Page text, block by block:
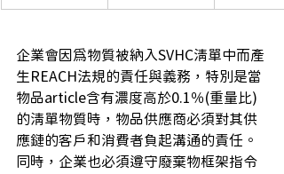
企業會因為物質被納入SVHC清單中而產
生REACH法規的責任與義務，特別是當
物品article含有濃度高於0.1％(重量比)
的清單物質時，物品供應商必須對其供
應鏈的客戶和消費者負起溝通的責任。
同時，企業也必須遵守廢棄物框架指令